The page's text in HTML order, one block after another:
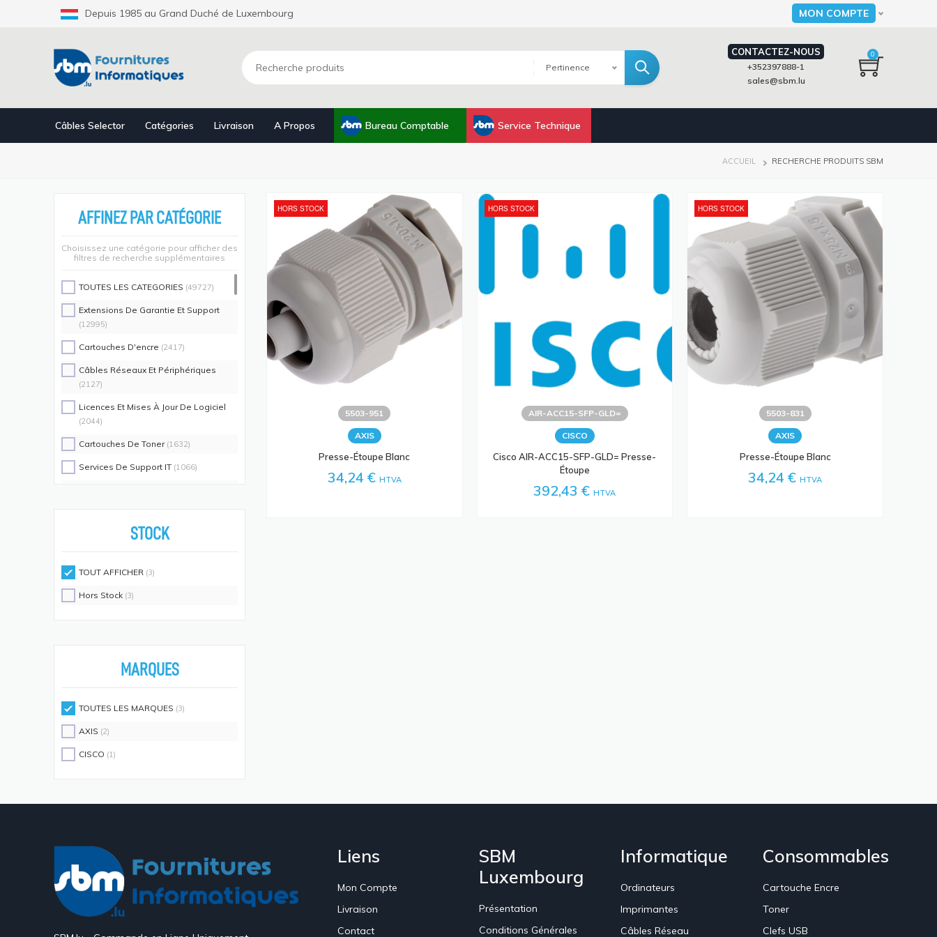
Depuis 1985 au Grand Duché de Luxembourg Select your language
MON COMPTE
Pertinence
CONTACTEZ-NOUS
+352397888-1
sales@sbm.lu
0
Câbles Selector Catégories Livraison A Propos Bureau Comptable Service Technique
FIL
ACCUEIL RECHERCHE PRODUITS SBM
AFFINEZ PAR CATÉGORIE
Choisissez une catégorie pour afficher des
filtres de recherche supplémentaires
TOUTES LES CATEGORIES (49727)
Extensions De Garantie Et Support
(12995)
Cartouches D'encre (2417)
Câbles Réseaux Et Périphériques
(2127)
Licences Et Mises À Jour De Logiciel
(2044)
Cartouches De Toner (1632)
Services De Support IT (1066)
Téléphones Portables
Supports D'écrans
Cartes Réseau
Kits De Support (408)
Frais D'aide Et Maintenance (386)
STOCK
TOUT AFFICHER (3)
Hors Stock (3)
MARQUES
TOUTES LES MARQUES (3)
AXIS (2)
CISCO (1)
HORS STOCK
5503-951
AXIS
Presse-Étoupe Blanc
34,24 € HTVA
HORS STOCK
AIR-ACC15-SFP-GLD=
CISCO
Cisco AIR-ACC15-SFP-GLD= Presse-
Étoupe
392,43 € HTVA
HORS STOCK
5503-831
AXIS
Presse-Étoupe Blanc
34,24 € HTVA
Liens
Mon Compte
Livraison
Contact
SBM
Luxembourg
Présentation
Conditions Générales
Informatique
Ordinateurs
Imprimantes
Câbles Réseau
Consommables
Cartouche Encre
Toner
Clefs USB